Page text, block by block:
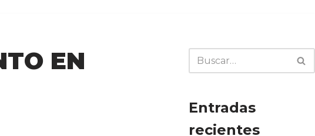
EN
Entradas
recientes